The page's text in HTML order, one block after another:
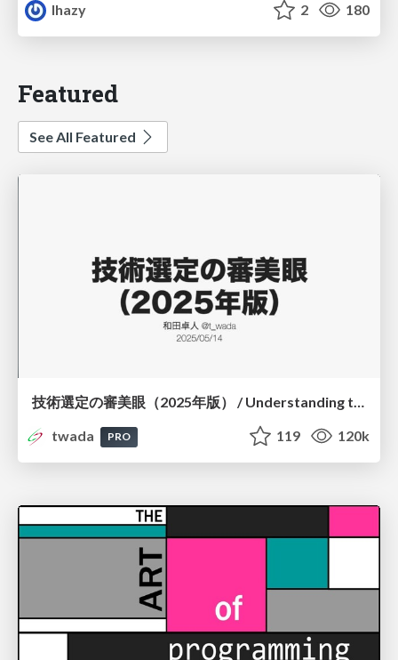
lhazy
2 180
Featured
See All Featured
技術選定の審美眼（2025年版） / Understanding the Spiral of Technologies 2025 edition
twada
PRO 119 120k